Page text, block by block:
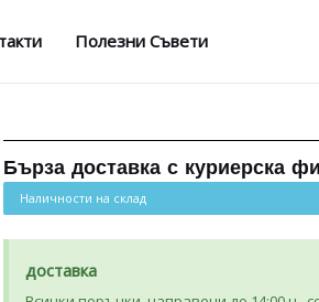
Полезни Съвети
Бърза доставка с куриерска
Наличности на склад
доставка